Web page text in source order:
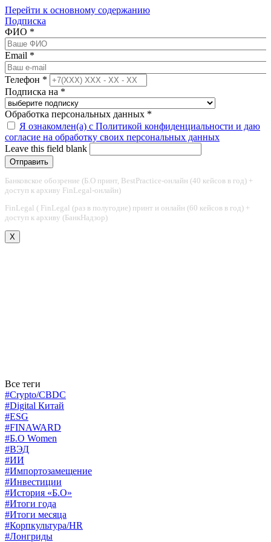
Перейти к основному содержанию
Подписка
ФИО *
Email *
Телефон *
Подписка на *
Обработка персональных данных *
Я ознакомлен(а) с Политикой конфиденциальности и даю
согласие на обработку своих персональных данных
Leave this field blank
Банковское обозрение (Б.О принт, BestPractice-онлайн (40 кейсов в год) +
доступ к архиву FinLegal-онлайн)
FinLegal ( FinLegal (раз в полугодие) принт и онлайн (60 кейсов в год) +
доступ к архиву (БанкНадзор)
X
Все теги
#Crypto/CBDC
#Digital Китай
#ESG
#FINAWARD
#Б.О Women
#ВЭД
#ИИ
#Импортозамещение
#Инвестиции
#История «Б.О»
#Итоги года
#Итоги месяца
#Корпкультура/HR
#Лонгриды